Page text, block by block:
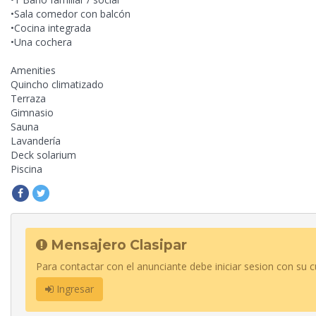
•Sala comedor con balcón
•Cocina integrada
•Una cochera
Amenities
Quincho climatizado
Terraza
Gimnasio
Sauna
Lavandería
Deck solarium
Piscina
Mensajero Clasipar
Para contactar con el anunciante debe iniciar sesion con su
Ingresar